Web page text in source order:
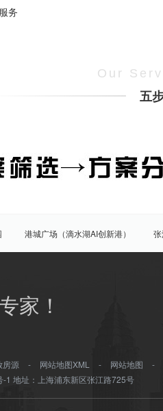
务
Our
五
港城广场（滴水湖AI创新港）
技园 展想中心 创晶科技中心（
虹桥开发区
北蔡家！
房源 - 网站地图XML - 网站地图 -
1 地址：上海浦东新区张江路725号